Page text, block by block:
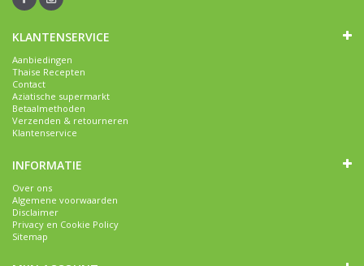
KLANTENSERVICE
Aanbiedingen
Thaise Recepten
Contact
Aziatische supermarkt
Betaalmethoden
Verzenden & retourneren
Klantenservice
INFORMATIE
Over ons
Algemene voorwaarden
Disclaimer
Privacy en Cookie Policy
Sitemap